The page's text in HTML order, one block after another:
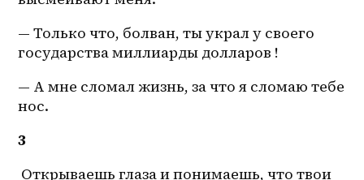
— Только что, болван, ты украл у своего
государства миллиарды долларов !
— А мне сломал жизнь, за что я сломаю тебе
нос.
3